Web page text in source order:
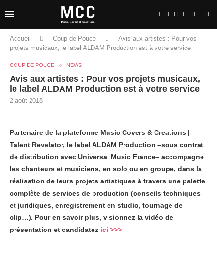
Accueil Coup de Pouce
Avis aux artistes : Pour vos
projets musicaux, le label ALDAM Production est à votre service
COUP DE POUCE NEWS
Avis aux artistes : Pour vos projets musicaux,
le label ALDAM Production est à votre service
2 août 2018
Partenaire de la plateforme Music Covers & Creations |
Talent Revelator, le label ALDAM Production –sous contrat
de distribution avec Universal Music France– accompagne
les chanteurs et musiciens, en solo ou en groupe, dans la
réalisation de leurs projets artistiques à travers une palette
complète de services de production (conseils techniques
et juridiques, enregistrement en studio, tournage de
clip…). Pour en savoir plus, visionnez la vidéo de
présentation et candidatez ici >>>